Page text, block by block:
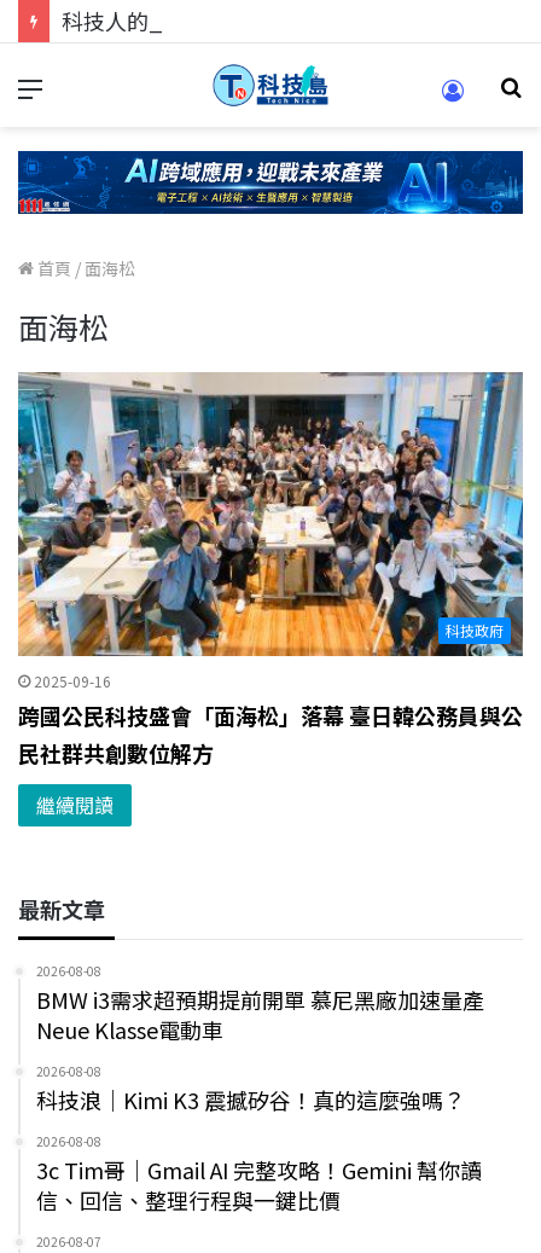
首頁 / 面海松
面海松
科技政府
2025-09-16
跨國公民科技盛會「面海松」落幕 臺日韓公務員與公
民社群共創數位解方
繼續閱讀
最新文章
2026-08-08
BMW i3需求超預期提前開單 慕尼黑廠加速量產
Neue Klasse電動車
2026-08-08
科技浪｜Kimi K3 震撼矽谷！真的這麼強嗎？
2026-08-08
3c Tim哥｜Gmail AI 完整攻略！Gemini 幫你讀
信、回信、整理行程與一鍵比價
2026-08-07